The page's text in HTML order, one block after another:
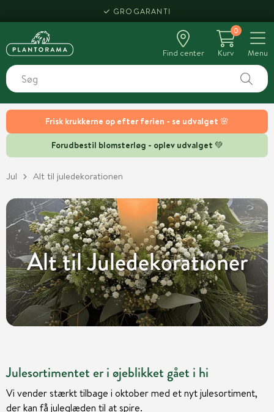
Frisk krukkerne op efter ferien - se udvalget 🌸
Forudbestil blomsterløg - oplev udvalget 💚
HENT SAMME DAG
Find center
0
Kurv
Menu
Jul Alt til juledekorationen
Alt til Juledekorationer
Julesortimentet er i øjeblikket gået i hi
Vi vender stærkt tilbage i oktober med et nyt julesortiment,
der kan få juleglæden til at spire.